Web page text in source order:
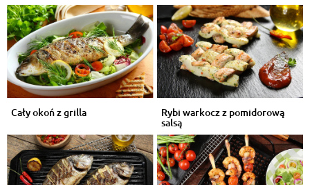
Cały okoń z grilla Rybi warkocz z pomidorową
salsą